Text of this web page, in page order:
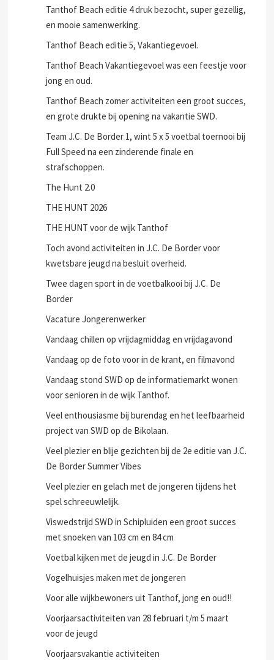
Tanthof Beach editie 4 druk bezocht, super gezellig,
en mooie samenwerking.
Tanthof Beach editie 5, Vakantiegevoel.
Tanthof Beach Vakantiegevoel was een feestje voor
jong en oud.
Tanthof Beach zomer activiteiten een groot succes,
en grote drukte bij opening na vakantie SWD.
Team J.C. De Border 1, wint 5 x 5 voetbal toernooi bij
Full Speed na een zinderende finale en
strafschoppen.
The Hunt 2.0
THE HUNT 2026
THE HUNT voor de wijk Tanthof
Toch avond activiteiten in J.C. De Border voor
kwetsbare jeugd na besluit overheid.
Twee dagen sport in de voetbalkooi bij J.C. De
Border
Vacature Jongerenwerker
Vandaag chillen op vrijdagmiddag en vrijdagavond
Vandaag op de foto voor in de krant, en filmavond
Vandaag stond SWD op de informatiemarkt wonen
voor senioren in de wijk Tanthof.
Veel enthousiasme bij burendag en het leefbaarheid
project van SWD op de Bikolaan.
Veel plezier en blije gezichten bij de 2e editie van J.C.
De Border Summer Vibes
Veel plezier en gelach met de jongeren tijdens het
spel schreeuwlelijk.
Viswedstrijd SWD in Schipluiden een groot succes
met snoeken van 103 cm en 84 cm
Voetbal kijken met de jeugd in J.C. De Border
Vogelhuisjes maken met de jongeren
Voor alle wijkbewoners uit Tanthof, jong en oud!!
Voorjaarsactiviteiten van 28 februari t/m 5 maart
voor de jeugd
Voorjaarsvakantie activiteiten